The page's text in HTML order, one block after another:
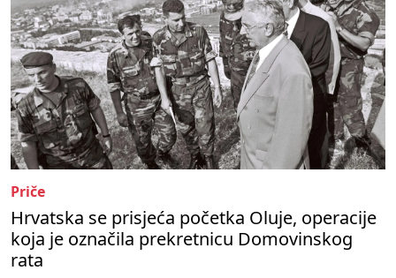
Priče
Hrvatska se prisjeća početka Oluje, operacije
koja je označila prekretnicu Domovinskog
rata